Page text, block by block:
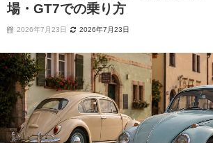
場・GT7での乗り方
2026年7月23日 2026年7月23日